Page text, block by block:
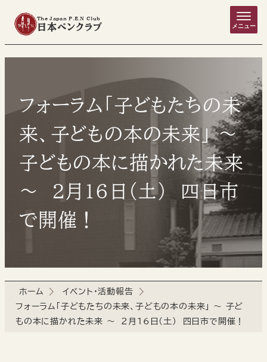
The Japan P.E.N Club
日本ペンクラブ メニュー
フォーラム「子どもたちの未
来、子どもの本の未来」 ～
子どもの本に描かれた未来
～ 2月16日(土） 四日市
で開催！
ホーム
イベント・活動報告
フォーラム「子どもたちの未来、子どもの本の未来」 ～ 子ど
もの本に描かれた未来 ～ 2月16日(土） 四日市で開催！